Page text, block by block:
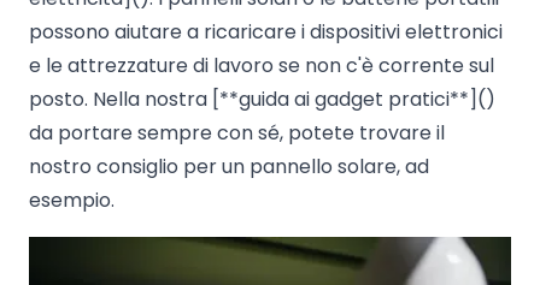
possono aiutare a ricaricare i dispositivi elettronici
e le attrezzature di lavoro se non c'è corrente sul
posto. Nella nostra [**guida ai gadget pratici**]()
da portare sempre con sé, potete trovare il
nostro consiglio per un pannello solare, ad
esempio.